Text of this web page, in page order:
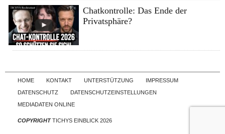
Chatkontrolle: Das Ende der
Privatsphäre?
Skip to content
HOME KONTAKT UNTERSTÜTZUNG
IMPRESSUM
DATENSCHUTZ
DATENSCHUTZEINSTELLUNGEN
MEDIADATEN ONLINE
COPYRIGHTTICHYS EINBLICK 2026